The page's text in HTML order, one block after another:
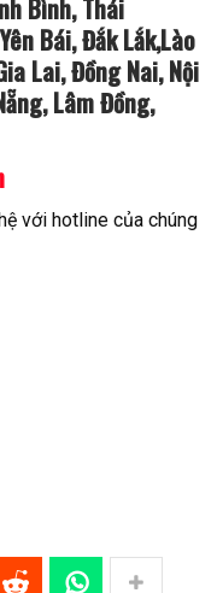
Bình, Thái
Bái, Đắk Lắk,Lào
Lai, Đồng Nai, Nội
Lâm Đồng,
với hotline của chúng